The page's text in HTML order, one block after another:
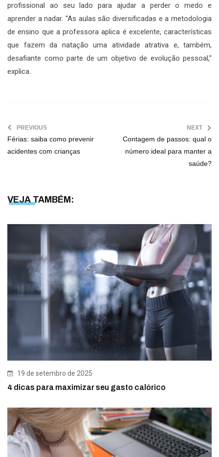
profissional ao seu lado para ajudar a perder o medo e
aprender a nadar. “As aulas são diversificadas e a metodologia
de ensino que a professora aplica é excelente, características
que fazem da natação uma atividade atrativa e, também,
desafiante como parte de um objetivo de evolução pessoal,”
explica.
PREVIOUS
Férias: saiba como prevenir
acidentes com crianças
NEXT
Contagem de passos: qual o
número ideal para manter a
saúde?
VEJA TAMBÉM:
19 de setembro de 2025
4 dicas para maximizar seu gasto calórico